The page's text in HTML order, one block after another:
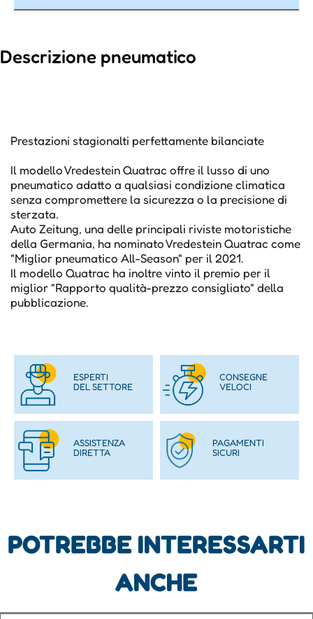
Descrizione pneumatico
Prestazioni stagionalti perfettamente bilanciate
Il modello Vredestein Quatrac offre il lusso di uno
pneumatico adatto a qualsiasi condizione climatica
senza compromettere la sicurezza o la precisione di
sterzata.
Auto Zeitung, una delle principali riviste motoristiche
della Germania, ha nominato Vredestein Quatrac come
"Miglior pneumatico All-Season" per il 2021.
Il modello Quatrac ha inoltre vinto il premio per il
miglior "Rapporto qualità-prezzo consigliato" della
pubblicazione.
ESPERTI
DEL SETTORE
CONSEGNE
VELOCI
ASSISTENZA
DIRETTA
PAGAMENTI
SICURI
POTREBBE INTERESSARTI
ANCHE